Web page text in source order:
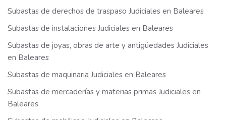
Subastas de derechos de traspaso Judiciales en Baleares
Subastas de instalaciones Judiciales en Baleares
Subastas de joyas, obras de arte y antigüedades Judiciales
en Baleares
Subastas de maquinaria Judiciales en Baleares
Subastas de mercaderías y materias primas Judiciales en
Baleares